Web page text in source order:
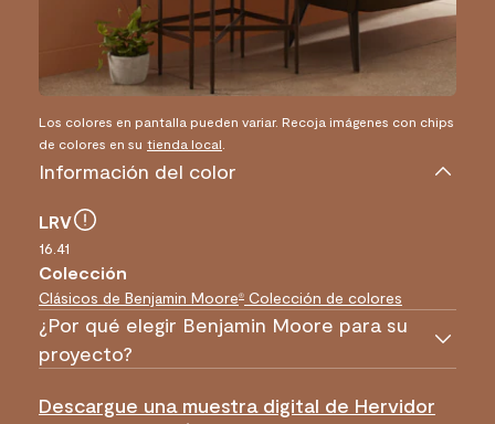
Los colores en pantalla pueden variar. Recoja imágenes con chips
de colores en su tienda local
Información del color
LRV
16.41
Colección
Clásicos de Benjamin Moore® Colección de colores
¿Por qué elegir Benjamin Moore para su
proyecto?
Descargue una muestra digital de Hervidor